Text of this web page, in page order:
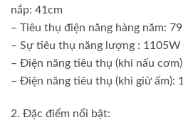
nắp: 41cm
– Tiêu thụ điện năng hàng năm:
– Sự tiêu thụ năng lượng : 1105W
– Điện năng tiêu thụ (khi nấu
– Điện năng tiêu thụ (khi giữ ấm):
2. Đặc điểm nổi bật: